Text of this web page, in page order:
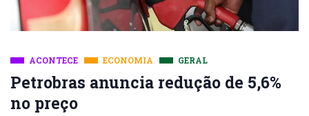
ACONTECE ECONOMIA GERAL
Petrobras anuncia redução de 5,6%
no preço